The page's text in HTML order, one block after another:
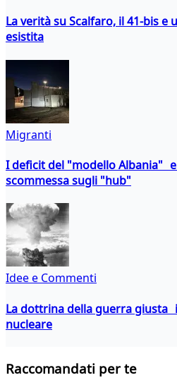
La verità su Scalfaro, il 41-bis e
esistita
Migranti
I deficit del "modello Albania"
scommessa sugli "hub"
Idee e Commenti
La dottrina della guerra giusta
nucleare
Raccomandati per te